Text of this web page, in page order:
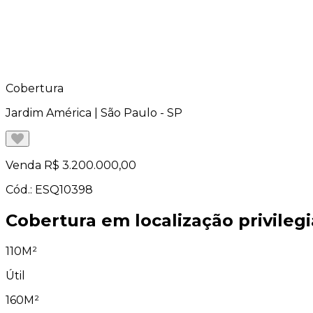
Cobertura
Jardim América | São Paulo - SP
Venda R$ 3.200.000,00
Cód.: ESQ10398
Cobertura em localização
110M²
Útil
160M²